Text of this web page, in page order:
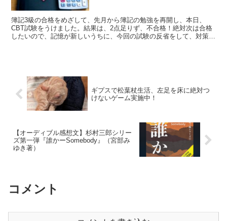
簿記3級の合格をめざして、先月から簿記の勉強を再開し、本日、
CBT試験をうけました。結果は、2点足りず、不合格！絶対次は合格
したいので、記憶が新しいうちに、今回の試験の反省をして、対策を
ギプスで松葉杖生活、左足を床に絶対つ
けないゲーム実施中！
【オーディブル感想文】杉村三郎シリー
ズ第一弾『誰かーSomebody』（宮部み
ゆき著）
コメント